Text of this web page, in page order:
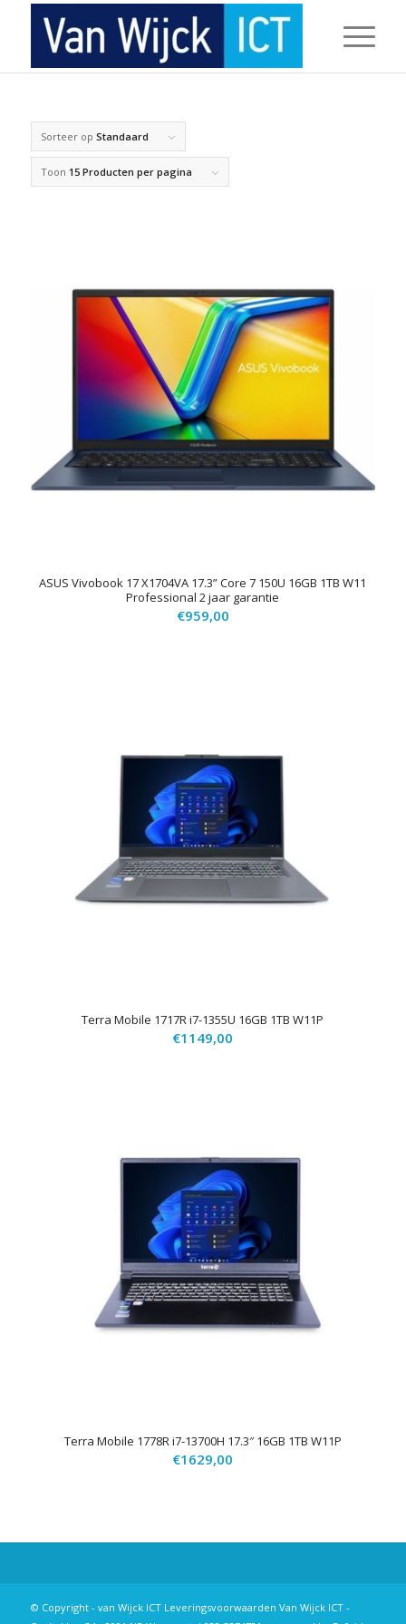
Sorteer op Standaard
Toon 15 Producten per pagina
ASUS Vivobook 17 X1704VA 17.3” Core 7 150U 16GB 1TB W11
Professional 2 jaar garantie
€959,00
Terra Mobile 1717R i7-1355U 16GB 1TB W11P
€1149,00
Terra Mobile 1778R i7-13700H 17.3″ 16GB 1TB W11P
€1629,00
© Copyright - van Wijck ICT Leveringsvoorwaarden Van Wijck ICT -